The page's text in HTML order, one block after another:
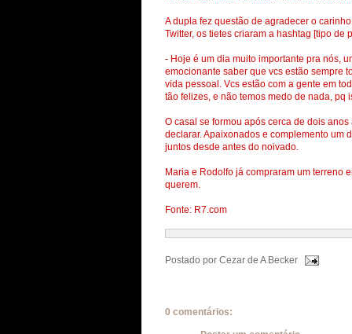
A dupla fez questão de agradecer o
Twitter, os tietes criaram a hashtag [tipo de
- Hoje é um dia muito importante pra nós,
emocionante saber que vcs estão sempre
vida pessoal. Vcs estão com a gente em
tão felizes, e não temos medo de nada, pq
O casal se formou após cerca de dois
declarar. Apaixonados e complemento um
juntos desde antes do noivado.
Maria e Rodolfo já compraram um terreno
querem.
Fonte: R7.com
Postado por Cezar de A Becker
0 comentários: